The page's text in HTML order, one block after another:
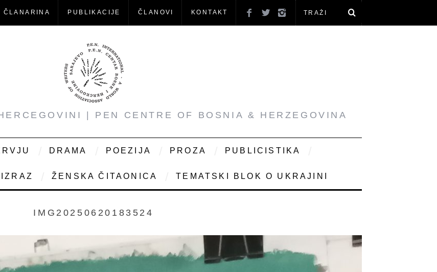
ČLANARINA PUBLIKACIJE ČLANOVI KONTAKT
| PEN CENTRE OF BOSNIA & HERZEGOVINA
DRAMA POEZIJA PROZA PUBLICISTIKA
ŽENSKA ČITAONICA TEMATSKI BLOK O UKRAJINI
IMG20250620183524